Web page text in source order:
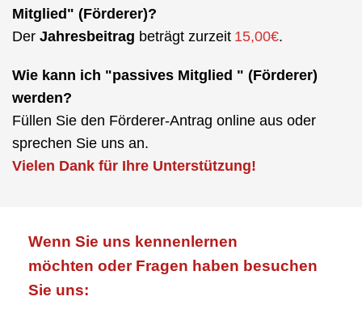
Mitglied" (Förderer)?
Der Jahresbeitrag beträgt zurzeit 15,00€.
Wie kann ich "passives Mitglied " (Förderer)
werden?
Füllen Sie den Förderer-Antrag online aus oder
sprechen Sie uns an.
Vielen Dank für Ihre Unterstützung!
Wenn Sie uns kennenlernen
möchten oder Fragen haben besuchen
Sie uns: